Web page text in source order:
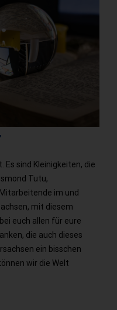
Es sind Kleinigkeiten, die
Tutu,
im und
mit diesem
euch allen für eure
die auch dieses
ein bisschen
wir die Welt